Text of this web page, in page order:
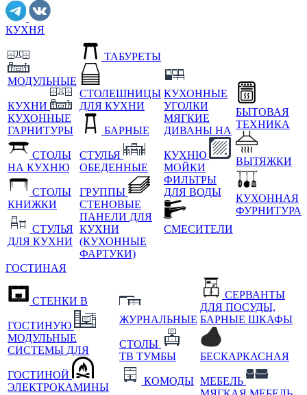
КУХНЯ
МОДУЛЬНЫЕ
КУХНИ
КУХОННЫЕ
ГАРНИТУРЫ
СТОЛЫ
НА КУХНЮ
СТОЛЫ
КНИЖКИ
СТУЛЬЯ
ДЛЯ КУХНИ
ТАБУРЕТЫ
СТОЛЕШНИЦЫ
ДЛЯ КУХНИ
БАРНЫЕ
СТУЛЬЯ
ОБЕДЕННЫЕ
ГРУППЫ
СТЕНОВЫЕ
ПАНЕЛИ ДЛЯ
КУХНИ
(КУХОННЫЕ
ФАРТУКИ)
КУХОННЫЕ
УГОЛКИ
МЯГКИЕ
ДИВАНЫ НА
КУХНЮ
МОЙКИ
ФИЛЬТРЫ
ДЛЯ ВОДЫ
СМЕСИТЕЛИ
БЫТОВАЯ
ТЕХНИКА
ВЫТЯЖКИ
КУХОННАЯ
ФУРНИТУРА
ГОСТИНАЯ
СТЕНКИ В
ГОСТИНУЮ
МОДУЛЬНЫЕ
СИСТЕМЫ ДЛЯ
ГОСТИНОЙ
ЭЛЕКТРОКАМИНЫ
ЖУРНАЛЬНЫЕ
СТОЛЫ
ТВ ТУМБЫ
КОМОДЫ
СЕРВАНТЫ
ДЛЯ ПОСУДЫ,
БАРНЫЕ ШКАФЫ
БЕСКАРКАСНАЯ
МЕБЕЛЬ